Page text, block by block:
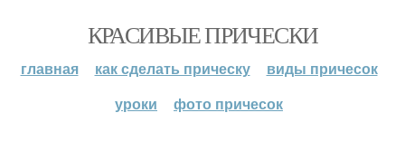
КРАСИВЫЕ ПРИЧЕСКИ
главная как сделать прическу
виды причесок
уроки
фото причесок